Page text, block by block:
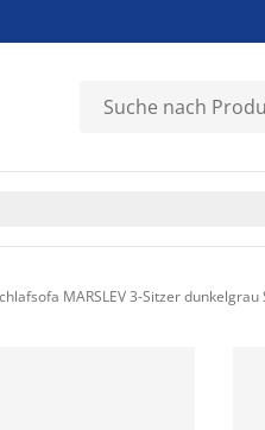
MARSLEV 3-Sitzer dunkelgrau